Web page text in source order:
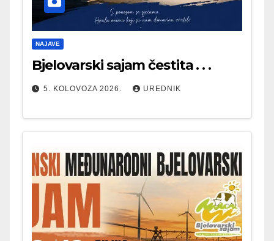
NAJAVE
Bjelovarski sajam čestita . . .
5. KOLOVOZA 2026. UREDNIK